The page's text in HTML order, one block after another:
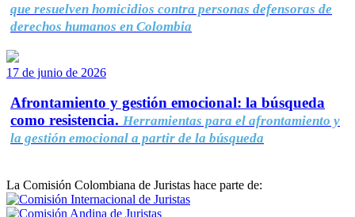
que resuelven homicidios contra personas defensoras de
derechos humanos en Colombia
17 de junio de 2026
Afrontamiento y gestión emocional: la búsqueda
como resistencia. Herramientas para el afrontamiento y
la gestión emocional a partir de la búsqueda
La Comisión Colombiana de Juristas hace parte de: